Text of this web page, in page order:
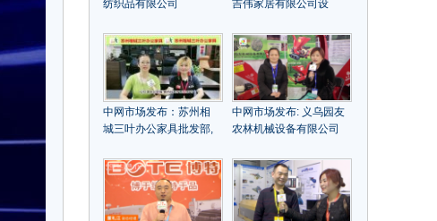
纺织品有限公司
吉伟家居有限公司设
销售铜、铝、木楼梯，
屏风木门，护墙，酒
柜，柜门
中网市场发布：苏州相
城三叶办公家具批发部,
风、沙发及会议桌等家
具
中网市场发布: 义乌园友
农林机械设备有限公司
挖坑机